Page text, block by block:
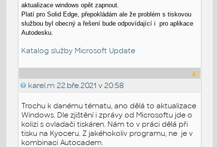
aktualizace windows opět zapnout.
Platí pro Solid Edge, přepokládám ale že problém s tiskovou
službou byl obecný a řešení bude odpovídající i pro aplikace
Autodesku.
Katalog služby Microsoft Update
karel.m 22.bře.2021 v 20:58
Trochu k danému tématu, ano dělá to aktualizace
Windows. Dle zjištění i zprávy od Microsoftu jde o
kolizi s ovladači tiskáren. Nám to v práci dělá při
tisku na Kyoceru. Z jakéhokoliv programu, ne je v
kombinaci Autocadem.